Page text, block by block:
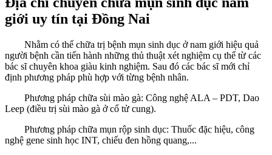
giới uy tín tại Đồng Nai
Nhằm có thể chữa trị bệnh mụn sinh dục ở nam giới hiệu quả
người bệnh cần tiến hành những thủ thuật xét nghiệm cụ thể từ các
bác sĩ chuyên khoa giàu kinh nghiệm. Sau đó các bác sĩ mới chỉ
định phương pháp phù hợp với từng bệnh nhân.
Phương pháp chữa sùi mào gà: Công nghệ ALA – PDT, Dao
Leep (điều trị sùi mào gà ở cổ tử cung).
Phương pháp chữa mụn rộp sinh dục: Thuốc đặc hiệu, công
nghệ gene sinh học INT, chiếu đen hồng quang,...